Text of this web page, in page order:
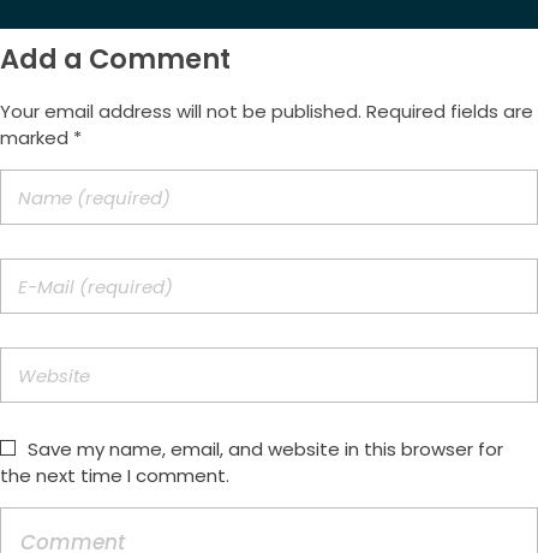
Add a Comment
Your email address will not be published. Required fields are
marked *
Save my name, email, and website in this browser for
the next time I comment.